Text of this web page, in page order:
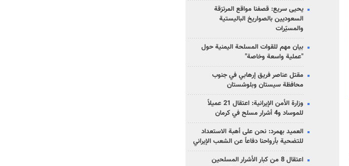
يحيى سريع: قصفنا مواقع المرتزقة
السعوديين بالصواريخ الباليستية
والمسيّرات
بيان مهم للقوات المسلحة اليمنية حول
"عملية واسعة وخاصة"
مقتل عناصر فريق إرهابي في جنوب
محافظة سيستان وبلوشستان
وزارة الأمن الإيرانية: اعتقال 21 عميلاً
للموساد و4 أشرار مسلح في كرمان
العميد بهمرد: نحن على أهبة الاستعداد
للتضحية بأرواحنا دفاعاً عن الشعب الإيراني
اعتقال 8 من كبار الأشرار المسلحين